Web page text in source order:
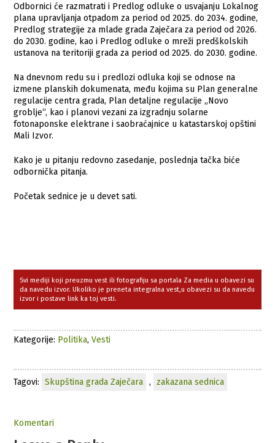
Odbornici će razmatrati i Predlog odluke o usvajanju Lokalnog
plana upravljanja otpadom za period od 2025. do 2034. godine,
Predlog strategije za mlade grada Zaječara za period od 2026.
do 2030. godine, kao i Predlog odluke o mreži predškolskih
ustanova na teritoriji grada za period od 2025. do 2030. godine.
Na dnevnom redu su i predlozi odluka koji se odnose na
izmene planskih dokumenata, među kojima su Plan generalne
regulacije centra grada, Plan detaljne regulacije „Novo
groblje“, kao i planovi vezani za izgradnju solarne
fotonaponske elektrane i saobraćajnice u katastarskoj opštini
Mali Izvor.
Kako je u pitanju redovno zasedanje, poslednja tačka biće
odbornička pitanja.
Početak sednice je u devet sati.
Svi mediji koji preuzmu vest ili fotografiju sa portala Za media u obavezi su
da navedu izvor. Ukoliko je preneta integralna vest,u obavezi su da navedu
izvor i postave link ka toj vesti.
Kategorije: Politika,Vesti
Tagovi: Skupština grada Zaječara , zakazana sednica
Komentari